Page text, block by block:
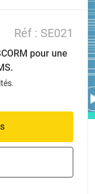
Réf : SE021
pour une